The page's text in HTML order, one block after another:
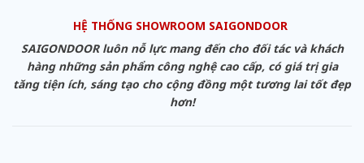
HỆ THỐNG SHOWROOM SAIGONDOOR
SAIGONDOOR luôn nỗ lực mang đến cho đối tác và khách
hàng những sản phẩm công nghệ cao cấp, có giá trị gia
tăng tiện ích, sáng tạo cho cộng đồng một tương lai tốt đẹp
hơn!